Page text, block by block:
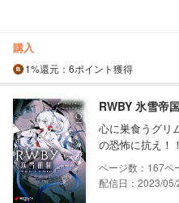
購入
1%還元 ：6ポイント獲得
RWBY 氷雪帝
心に巣食うグリ
の恐怖に抗え！！
167
配信日：2023/05/